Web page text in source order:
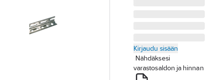
Kirjaudu sisään
Nähdäksesi
varastosaldon ja hinnan